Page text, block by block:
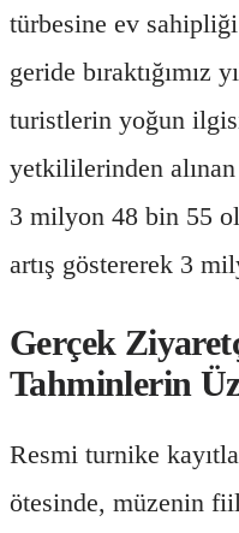
türbesine ev
geride bıraktığımız
turistlerin yoğun
yetkililerinden
3 milyon 48 bin 55
artış göstererek 3
Gerçek
Tahminlerin
Resmi turnike
ötesinde, müzenin